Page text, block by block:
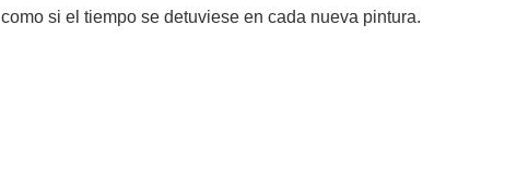
como si el tiempo se detuviese en cada nueva pintura.